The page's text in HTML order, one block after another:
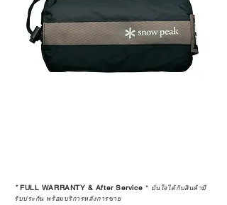
*FULL WARRANTY & After Service * มั่นใจได้กับสินค้ามี
รับประกัน พร้อมบริการหลังการขาย